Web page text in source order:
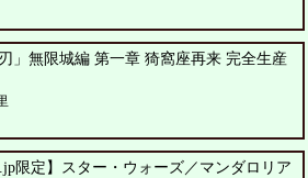
」無限城編 第一章 猗窩座再来 完全生産
限定】スター・ウォーズ／マンダロリア